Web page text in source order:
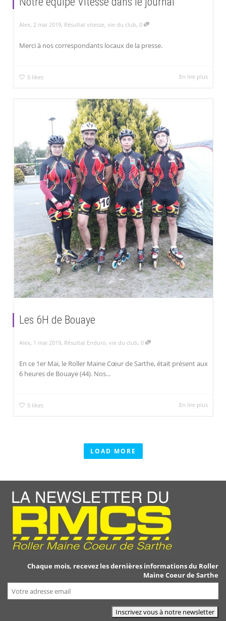
Alex, 2 mai 2019, Résultat vitesse vie du club, 0
Merci à nos correspondants locaux de la presse.
0 likes En lire plus
Les 6H de Bouaye
Alex, 1 mai 2019, Résultat Enduro, vie du club, 0
En ce 1er Mai, le Roller Maine Cœur de Sarthe, était présent aux
6 heures de Bouaye (44). Nos...
0 likes En lire plus
LOAD MORE
Chaque mois, recevez les dernières informations du Roller
Maine Coeur de Sarthe